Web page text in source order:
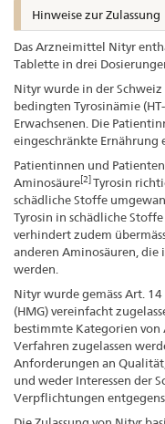
Hinweise zur Zulassung
Das Arzneimittel Nityr
Tablette in drei
Nityr wurde in der
bedingten Tyrosinämie
Erwachsenen. Die
eingeschränkte Ernährung
Patientinnen und
Aminosäure[2]Tyrosin
schädliche Stoffe
Tyrosin in schädliche
verhindert zudem
anderen Aminosäuren,
werden.
Nityr wurde gemäss Art. 14
(HMG) vereinfacht
bestimmte Kategorien
Verfahren zugelassen
Anforderungen an
und weder Interessen der
Verpflichtungen